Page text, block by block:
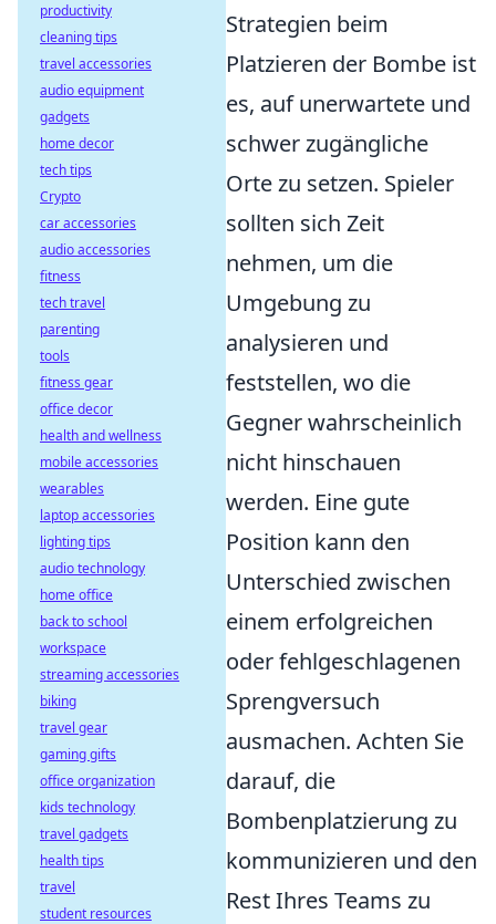
Strategien beim
Platzieren der Bombe ist
es, auf unerwartete und
schwer zugängliche
Orte zu setzen. Spieler
sollten sich Zeit
nehmen, um die
Umgebung zu
analysieren und
feststellen, wo die
Gegner wahrscheinlich
nicht hinschauen
werden. Eine gute
Position kann den
Unterschied zwischen
einem erfolgreichen
oder fehlgeschlagenen
Sprengversuch
ausmachen. Achten Sie
darauf, die
Bombenplatzierung zu
kommunizieren und den
Rest Ihres Teams zu
productivity
cleaning tips
travel accessories
audio equipment
gadgets
home decor
tech tips
Crypto
car accessories
audio accessories
fitness
tech travel
parenting
tools
fitness gear
office decor
health and wellness
mobile accessories
wearables
laptop accessories
lighting tips
audio technology
home office
back to school
workspace
streaming accessories
biking
travel gear
gaming gifts
office organization
kids technology
travel gadgets
health tips
travel
student resources